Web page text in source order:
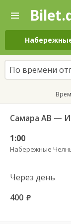
—
Поиск
и
покупка
билетов
на
автобус
онлайн
По времени
Самара АВ —
1:00
Набережные
Через день
400 руб.